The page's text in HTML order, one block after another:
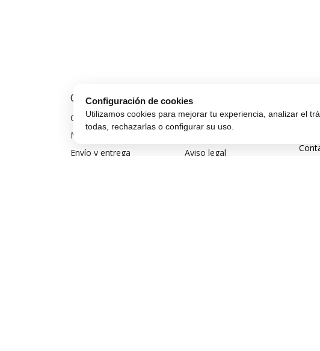
Comprar Online
Cómo comprar
Métodos de pago
Envío y entrega
Compra Segura
Preguntas frecuentes
Seguros para móviles
Aviso legal
Configuración de cookies
Utilizamos cookies para mejorar tu experiencia, analizar el
todas, rechazarlas o configurar su uso.